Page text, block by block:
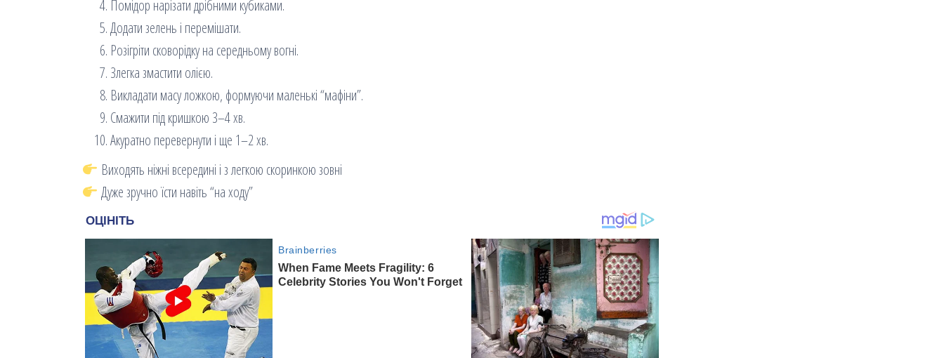
Помідор нарізати дрібними кубиками.
Додати зелень і перемішати.
Розігріти сковорідку на середньому вогні.
Злегка змастити олією.
Викладати масу ложкою, формуючи маленькі “мафіни”.
Смажити під кришкою 3–4 хв.
Акуратно перевернути і ще 1–2 хв.
Виходять ніжні всередині і з легкою скоринкою зовні
Дуже зручно їсти навіть “на ходу”